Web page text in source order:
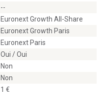
--
Euronext Growth All-Share
Euronext Growth Paris
Euronext Paris
Oui / Oui
Non
Non
1